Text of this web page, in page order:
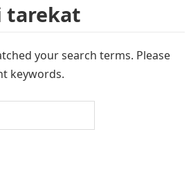
tarekat
your search terms. Please
keywords.